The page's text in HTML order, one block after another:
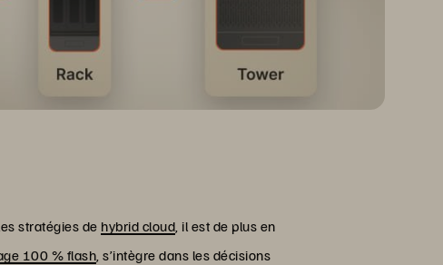
stratégies de hybrid cloud , il est de plus en
100 % flash , s’intègre dans les décisions